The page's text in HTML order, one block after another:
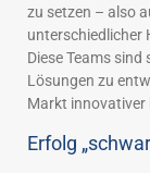
zu setzen – also
unterschiedlicher
Diese Teams sind
Lösungen zu
Markt innovativer
Erfolg